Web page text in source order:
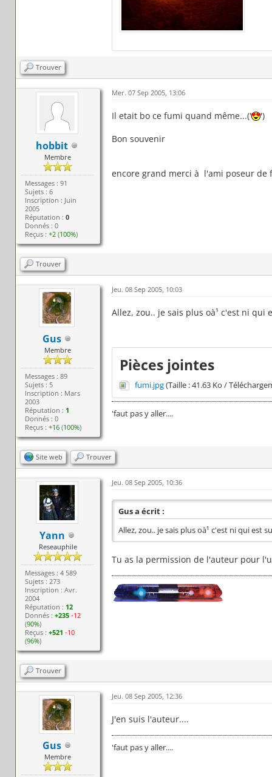
Trouver
hobbit
Membre
Messages : 91
Sujets : 6
Inscription : Juin
2005
Réputation :0
Donnés : 0
Reçus :+2 (100%)
Mer. 07 Sep 2005, 13:06
Il etait bo ce fumi quand même...('
')
Bon souvenir
encore grand merci à l'ami poseur de
Trouver
Gus
Membre
Messages : 89
Sujets : 5
Inscription : Mars
2003
Réputation : 1
Donnés : 0
Reçus :+16 (100%)
Jeu. 08 Sep 2005, 10:03
Allez, zou.. je sais plus oà¹ c'est ni qui
Pièces jointes
fumi.jpg(Taille : 41.63 Ko /
'faut pas y aller....
Site web Trouver
Yann
Reseauphile
Messages : 4 589
Sujets : 273
Inscription : Avr.
2004
Réputation : 12
Donnés :+235 -12
(90%)
Reçus :+521 -10
(96%)
Jeu. 08 Sep 2005, 10:36
Gus a écrit :
Allez, zou.. je sais plus oà¹ c'est ni qui est
Tu as la permission de l'auteur pour
Trouver
Gus
Membre
Jeu. 08 Sep 2005, 12:36
J'en suis l'auteur....
'faut pas y aller....